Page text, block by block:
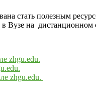
стать полезным
в Вузе на
zhgu.edu.
zhgu.edu.